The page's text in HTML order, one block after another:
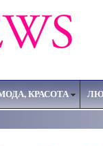
КРАСОТА